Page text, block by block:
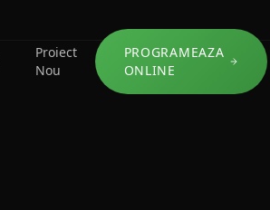
Proiect
Nou
PROGRAMEAZA
ONLINE